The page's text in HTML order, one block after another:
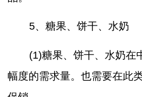
5、糖果、饼干、水奶
(1)糖果、饼干、水奶在
幅度的需求量。也需要在此